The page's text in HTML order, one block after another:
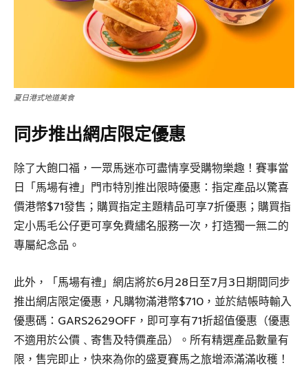
夏日港式地道美食
同步推出網店限定優惠
除了大飽口福，一眾馬迷亦可盡情享受購物樂趣！賽事當
日「馬場有禮」門市特別推出限時優惠：指定產品以驚喜
價港幣$71發售；購買指定主題精品可享7折優惠；購買指
定小馬毛公仔更可享免費繡名服務一次，打造獨一無二的
專屬紀念品。
此外，「馬場有禮」網店將於6月28日至7月3日期間同步
推出網店限定優惠，凡購物滿港幣$710，並於結帳時輸入
優惠碼：GARS2629OFF，即可享有71折超值優惠（優惠
不適用於公價﹑寄售及特價產品）。所有精選產品數量有
限，售完即止，快來為你的盛夏賽馬之旅增添滿滿收穫！